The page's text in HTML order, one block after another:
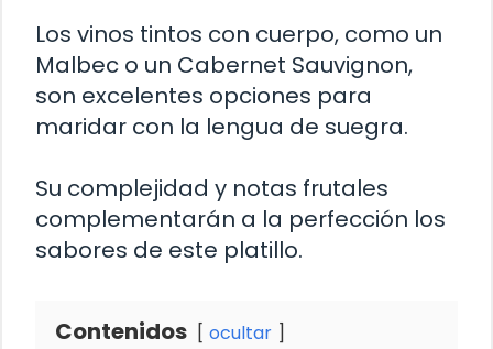
Los vinos tintos con cuerpo, como un
Malbec o un Cabernet Sauvignon,
son excelentes opciones para
maridar con la lengua de suegra.
Su complejidad y notas frutales
complementarán a la perfección los
sabores de este platillo.
Contenidos ocultar